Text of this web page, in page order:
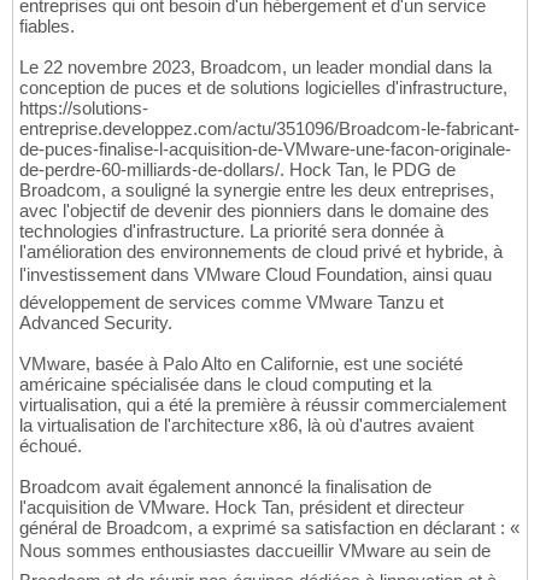
entreprises qui ont besoin d'un hébergement et d'un service
fiables.
Le 22 novembre 2023, Broadcom, un leader mondial dans la
conception de puces et de solutions logicielles d'infrastructure,
https://solutions-
entreprise.developpez.com/actu/351096/Broadcom-le-fabricant-
de-puces-finalise-l-acquisition-de-VMware-une-facon-originale-
de-perdre-60-milliards-de-dollars/. Hock Tan, le PDG de
Broadcom, a souligné la synergie entre les deux entreprises,
avec l'objectif de devenir des pionniers dans le domaine des
technologies d'infrastructure. La priorité sera donnée à
l'amélioration des environnements de cloud privé et hybride, à
l'investissement dans VMware Cloud Foundation, ainsi quau
développement de services comme VMware Tanzu et
Advanced Security.
VMware, basée à Palo Alto en Californie, est une société
américaine spécialisée dans le cloud computing et la
virtualisation, qui a été la première à réussir commercialement
la virtualisation de l'architecture x86, là où d'autres avaient
échoué.
Broadcom avait également annoncé la finalisation de
l'acquisition de VMware. Hock Tan, président et directeur
général de Broadcom, a exprimé sa satisfaction en déclarant : «
Nous sommes enthousiastes daccueillir VMware au sein de